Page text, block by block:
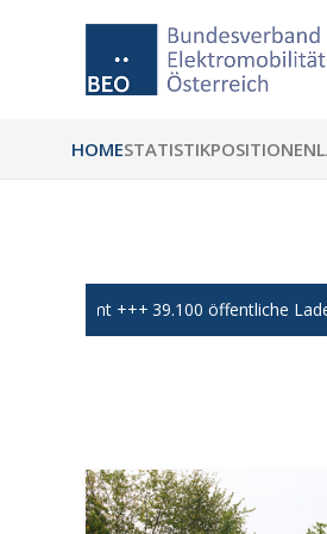
HOMESTATISTIKPOSITIONEN
39.100 öffentliche Ladepunkte